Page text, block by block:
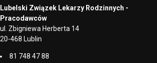
Lubelski Związek Lekarzy Rodzinnych -
Pracodawców
ul. Zbigniewa Herberta 14
20-468 Lublin
81 748 47 88